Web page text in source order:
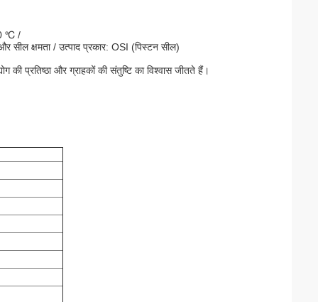
℃ /
क्षमता / उत्पाद प्रकार: OSI (पिस्टन सील)
प्रतिष्ठा और ग्राहकों की संतुष्टि का विश्वास जीतते हैं।